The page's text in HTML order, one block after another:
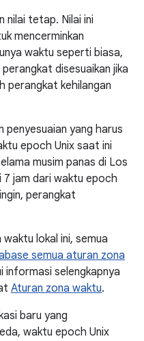
nilai tetap. Nilai ini
mencerminkan
waktu seperti biasa,
disesuaikan jika
perangkat kehilangan
penyesuaian yang harus
epoch Unix saat ini
musim panas di Los
7 jam dari waktu epoch
perangkat
lokal ini, semua
semua aturan zona
informasi selengkapnya
Aturan zona waktu.
baru yang
waktu epoch Unix